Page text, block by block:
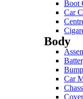
Boot
Car
Body
Car